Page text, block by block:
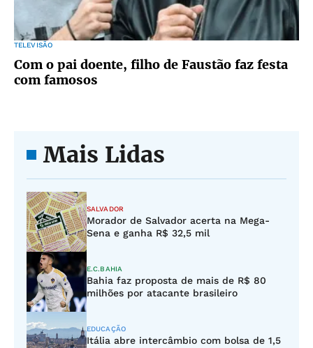
TELEVISÃO
Com o pai doente, filho de Faustão faz festa
com famosos
Mais Lidas
SALVADOR
Morador de Salvador acerta na Mega-
Sena e ganha R$ 32,5 mil
E.C.BAHIA
Bahia faz proposta de mais de R$ 80
milhões por atacante brasileiro
EDUCAÇÃO
Itália abre intercâmbio com bolsa de 1,5